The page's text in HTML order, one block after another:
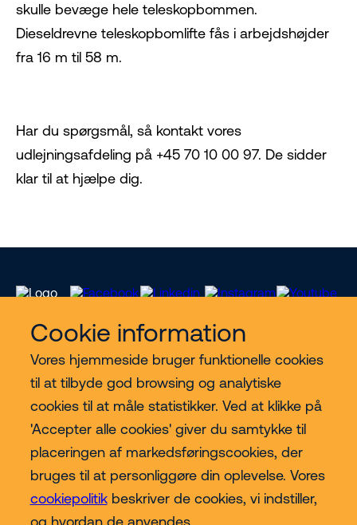
Cookie information
Vores hjemmeside bruger funktionelle cookies
til at tilbyde god browsing og analytiske
cookies til at måle statistikker. Ved at klikke på
'Accepter alle cookies' giver du samtykke til
placeringen af markedsføringscookies, der
bruges til at personliggøre din oplevelse. Vores
cookiepolitikbeskriver de cookies, vi indstiller,
og hvordan de anvendes.
skulle bevæge hele teleskopbommen.
Dieseldrevne teleskopbomlifte fås i arbejdshøjder
fra 16 m til 58 m.
Har du spørgsmål, så kontakt vores
udlejningsafdeling på +45 70 10 00 97. De sidder
klar til at hjælpe dig.
Vores services
Lift kategorier
Contact
Mere